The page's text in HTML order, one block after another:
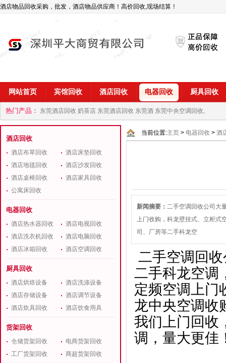
酒店物品回收采购，批发，酒店物品供应商！高价回收,现场结算！
网站首页 宾馆回收 酒店回收 电器回收 厨具回收
热门产品： 东莞酒店回收 奶茶店 东莞酒店回收 东莞酒 东莞中央空调回收,
商 深圳酒店用品回收公司
酒店回收
酒店布草回收
酒店床垫回收
酒店地毯回收
酒店沙发回收
酒店桌椅回收
酒店家具回收
公寓床回收
电器回收
酒店热水器回收
酒店电视回收
酒店洗衣机回收
酒店电脑回收
酒店冰箱回收
酒店空调回收
厨具回收
酒店烘焙设备
酒店洗涤设备
酒店存储设备
酒店调节设备
酒店炊具回收
酒店饮食用具
货架回收
仓储货架回收
电商货架回收
工厂货架回收
商超货架回收
当前位置:主页 > 电器回收 > 酒
新闻摘要： 二手空调回收公司大
上门收购，科龙壁挂式、立柜式
司、厂房等二手科龙空
二手空调回
二手科龙空调
定频空调上门
龙中央空调收
我们上门回收
调，量大更佳